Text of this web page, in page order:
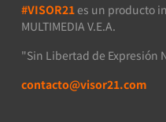
#VISOR21 es un producto
MULTIMEDIA V.E.A.
"Sin Libertad de Expresión
contacto@visor21.com